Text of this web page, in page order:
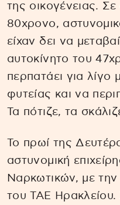
της οικογένειας.
80χρονο,
είχαν δει να
αυτοκίνητο του
περπατάει για λίγο
φυτείας και να
Τα πότιζε, τα
Το πρωί της
αστυνομική
Ναρκωτικών, με
του ΤΑΕ Ηρακλείου.